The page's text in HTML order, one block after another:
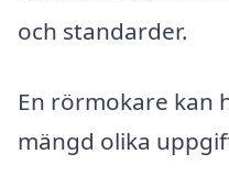
och standarder.
En rörmokare kan
mängd olika